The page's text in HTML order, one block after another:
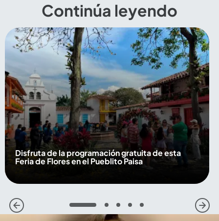
Continúa leyendo
Disfruta de la programación gratuita de esta
Feria de Flores en el Pueblito Paisa
1 2 3 4 5